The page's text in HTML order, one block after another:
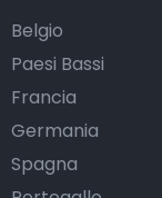
Belgio
Paesi Bassi
Francia
Germania
Spagna